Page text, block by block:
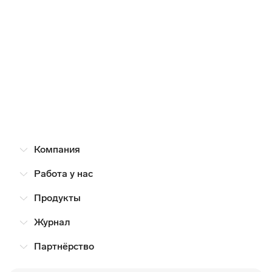
Компания
Работа у нас
Продукты
Журнал
Партнёрство